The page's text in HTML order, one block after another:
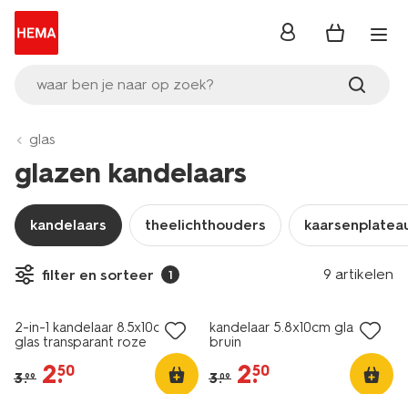
waar ben je naar op zoek?
inloggen
glas
glazen kandelaars
kandelaars theelichthouders
filter en sorteer 1 9 artikelen
sale
2-in-1 kandelaar 8.5x10cm
glas transparant roze
3.99 2.
50
kandelaar 5.8x10cm glas
bruin
3.09 2.
50